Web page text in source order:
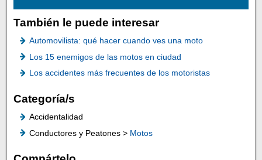
También le puede interesar
Automovilista: qué hacer cuando ves una moto
Los 15 enemigos de las motos en ciudad
Los accidentes más frecuentes de los motoristas
Categoría/s
Accidentalidad
Conductores y Peatones > Motos